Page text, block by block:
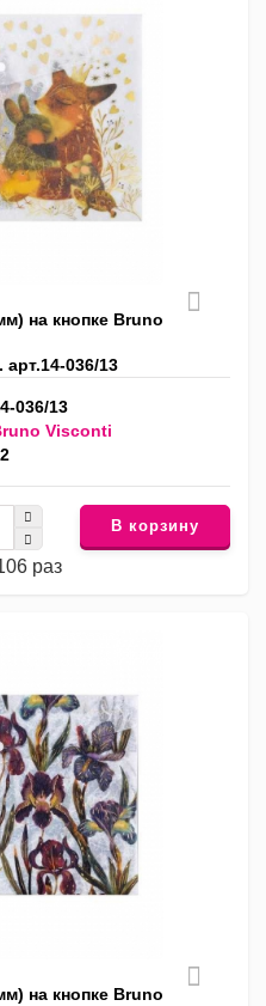
на кнопке Bruno
036/13
036/13
Visconti
раз
В корзину
на кнопке Bruno